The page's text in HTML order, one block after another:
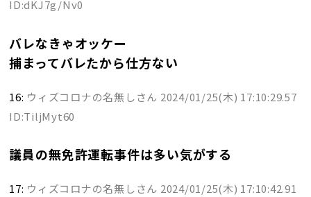
ID:dKJ7g/Nv0
バレなきゃオッケー
捕まってバレたから仕方ない
16: ウィズコロナの名無しさん 2024/01/25(木) 17:10:29.57
ID:TiljMyt60
議員の無免許運転事件は多い気がする
17: ウィズコロナの名無しさん 2024/01/25(木) 17:10:42.91